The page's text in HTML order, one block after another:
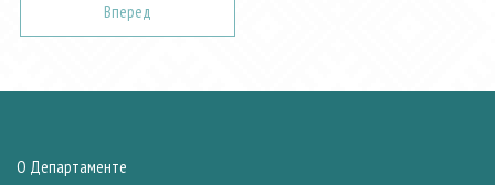
Вперед
О Департаменте